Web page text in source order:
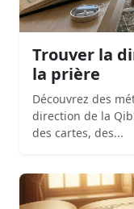
Trouver la
la prière
Découvrez des
direction de la
des cartes, des...